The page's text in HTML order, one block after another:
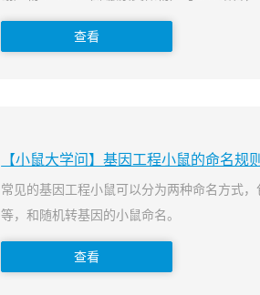
查看
【小鼠大学问】基因工程小鼠的命名规则
常见的基因工程小鼠可以分为两种命名方式
等，和随机转基因的小鼠命名。
查看